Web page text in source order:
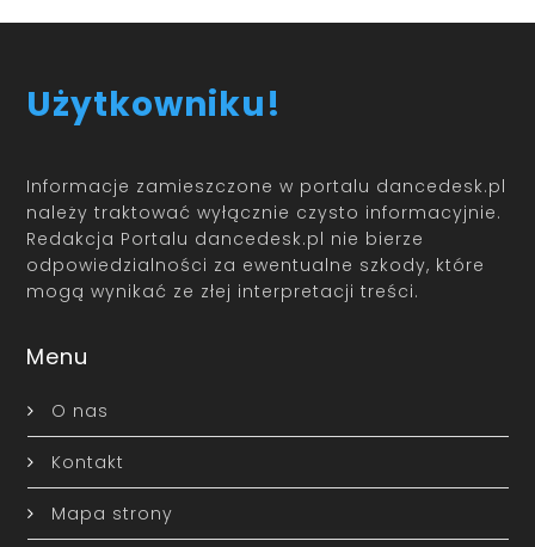
Użytkowniku!
Informacje zamieszczone w portalu dancedesk.pl
należy traktować wyłącznie czysto informacyjnie.
Redakcja Portalu dancedesk.pl nie bierze
odpowiedzialności za ewentualne szkody, które
mogą wynikać ze złej interpretacji treści.
Menu
O nas
Kontakt
Mapa strony